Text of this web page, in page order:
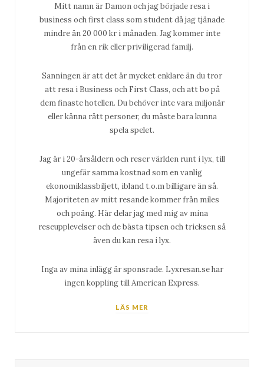
Mitt namn är Damon och jag började resa i
business och first class som student då jag tjänade
mindre än 20 000 kr i månaden. Jag kommer inte
från en rik eller priviligerad familj.
Sanningen är att det är mycket enklare än du tror
att resa i Business och First Class, och att bo på
dem finaste hotellen. Du behöver inte vara miljonär
eller känna rätt personer, du måste bara kunna
spela spelet.
Jag är i 20-årsåldern och reser världen runt i lyx, till
ungefär samma kostnad som en vanlig
ekonomiklassbiljett, ibland t.o.m billigare än så.
Majoriteten av mitt resande kommer från miles
och poäng. Här delar jag med mig av mina
reseupplevelser och de bästa tipsen och tricksen så
även du kan resa i lyx.
Inga av mina inlägg är sponsrade. Lyxresan.se har
ingen koppling till American Express.
LÄS MER